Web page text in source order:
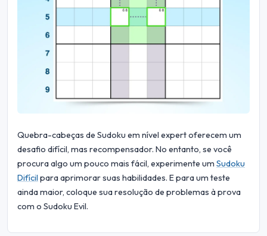
Quebra-cabeças de Sudoku em nível expert oferecem um
desafio difícil, mas recompensador. No entanto, se você
procura algo um pouco mais fácil, experimente um Sudoku
Difícil para aprimorar suas habilidades. E para um teste
ainda maior, coloque sua resolução de problemas à prova
com o Sudoku Evil.